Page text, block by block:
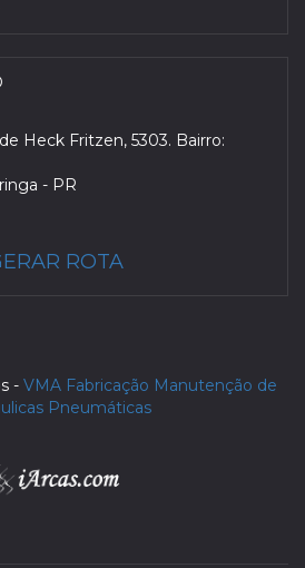
Heck Fritzen, 5303. Bairro:
- PR
ROTA
- VMA Fabricação Manutenção de
Pneumáticas